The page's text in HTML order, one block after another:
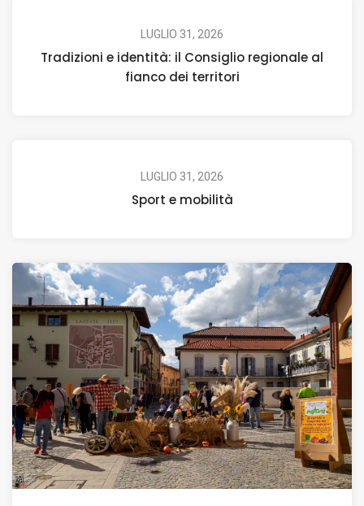
LUGLIO 31, 2026
Tradizioni e identità: il Consiglio regionale al
fianco dei territori
LUGLIO 31, 2026
Sport e mobilità